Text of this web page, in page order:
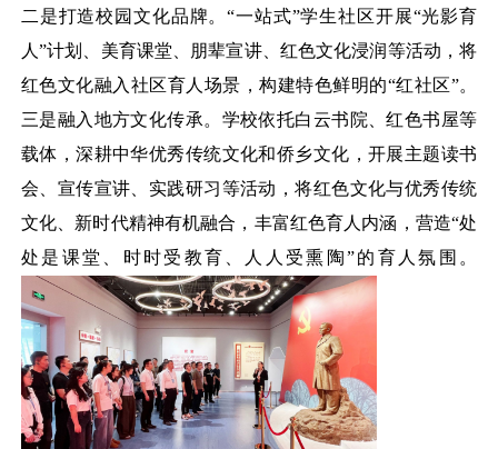
二是打造校园文化品牌。“一站式”学生社区开展“光影育
人”计划、美育课堂、朋辈宣讲、红色文化浸润等活动，将
红色文化融入社区育人场景，构建特色鲜明的“红社区”。
三是融入地方文化传承。学校依托白云书院、红色书屋等
载体，深耕中华优秀传统文化和侨乡文化，开展主题读书
会、宣传宣讲、实践研习等活动，将红色文化与优秀传统
文化、新时代精神有机融合，丰富红色育人内涵，营造“处
处是课堂、时时受教育、人人受熏陶”的育人氛围。